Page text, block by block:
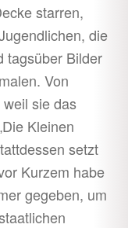
starren,
die
tagsüber Bilder
Von
sie das
Kleinen
setzt
Kurzem habe
gegeben, um